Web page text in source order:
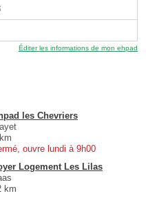
Éditer les informations de mon ehpad
les Chevriers
ouvre lundi à 9h00
Logement Les Lilas
km